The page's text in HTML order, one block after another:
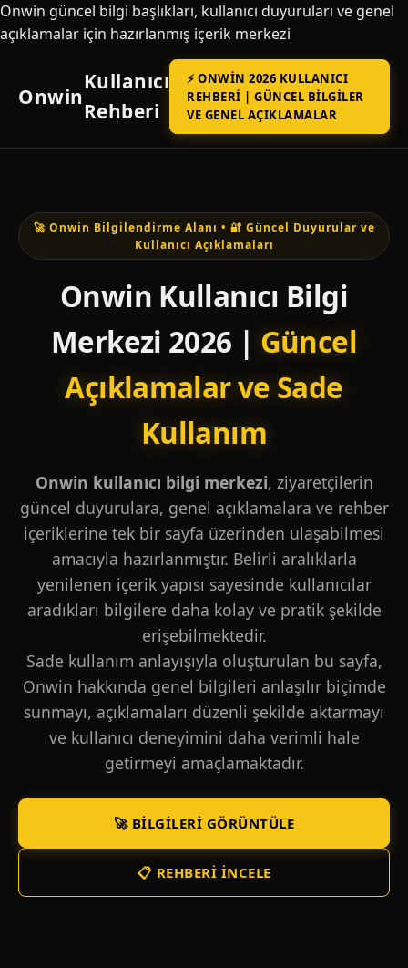
Onwin güncel bilgi başlıkları, kullanıcı duyuruları ve genel
açıklamalar için hazırlanmış içerik merkezi
Onwin
Kullanıcı
Rehberi
⚡ ONWIN 2026 KULLANICI
REHBERI | GÜNCEL BILGILER
VE GENEL AÇIKLAMALAR
🚀 Onwin Bilgilendirme Alanı • 🔐 Güncel Duyurular ve
Kullanıcı Açıklamaları
Onwin Kullanıcı Bilgi
Merkezi 2026 | Güncel
Açıklamalar ve Sade
Kullanım
Onwin kullanıcı bilgi merkezi, ziyaretçilerin
güncel duyurulara, genel açıklamalara ve rehber
içeriklerine tek bir sayfa üzerinden ulaşabilmesi
amacıyla hazırlanmıştır. Belirli aralıklarla
yenilenen içerik yapısı sayesinde kullanıcılar
aradıkları bilgilere daha kolay ve pratik şekilde
erişebilmektedir.
Sade kullanım anlayışıyla oluşturulan bu sayfa,
Onwin hakkında genel bilgileri anlaşılır biçimde
sunmayı, açıklamaları düzenli şekilde aktarmayı
ve kullanıcı deneyimini daha verimli hale
getirmeyi amaçlamaktadır.
🚀 BILGILERI GÖRÜNTÜLE
📋 REHBERI İNCELE